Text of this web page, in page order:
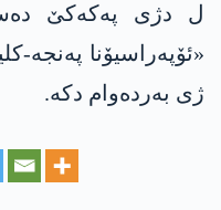
ل دژی په‌كه‌كێ
«ئۆپەراسیۆنا پەنجە-
ژی بەردەوام دکە.